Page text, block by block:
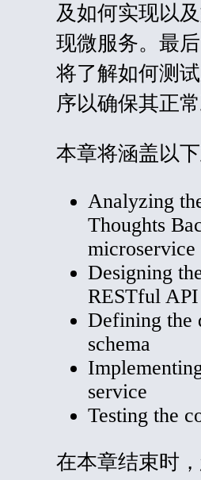
及如何实现以
现微服务。最
将了解如何测
序以确保其正常
本章将涵盖以下
Analyzing
Thoughts
microservice
Designing
RESTful API
Defining the
schema
service
Testing the
在本章结束时